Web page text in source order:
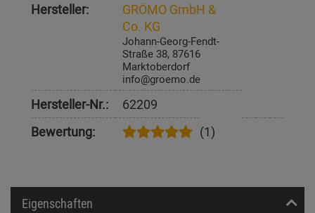
Hersteller:
GRÖMO GmbH &
Co. KG
Johann-Georg-Fendt-
Straße 38, 87616
Marktoberdorf
info@groemo.de
Hersteller-Nr.:
62209
Bewertung:
(1)
Eigenschaften